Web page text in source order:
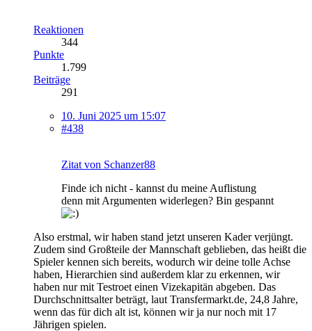
Reaktionen
344
Punkte
1.799
Beiträge
291
10. Juni 2025 um 15:07
#438
Zitat von Schanzer88
Finde ich nicht - kannst du meine Auflistung
denn mit Argumenten widerlegen? Bin gespannt
Also erstmal, wir haben stand jetzt unseren Kader verjüngt.
Zudem sind Großteile der Mannschaft geblieben, das heißt die
Spieler kennen sich bereits, wodurch wir deine tolle Achse
haben, Hierarchien sind außerdem klar zu erkennen, wir
haben nur mit Testroet einen Vizekapitän abgeben. Das
Durchschnittsalter beträgt, laut Transfermarkt.de, 24,8 Jahre,
wenn das für dich alt ist, können wir ja nur noch mit 17
Jährigen spielen.